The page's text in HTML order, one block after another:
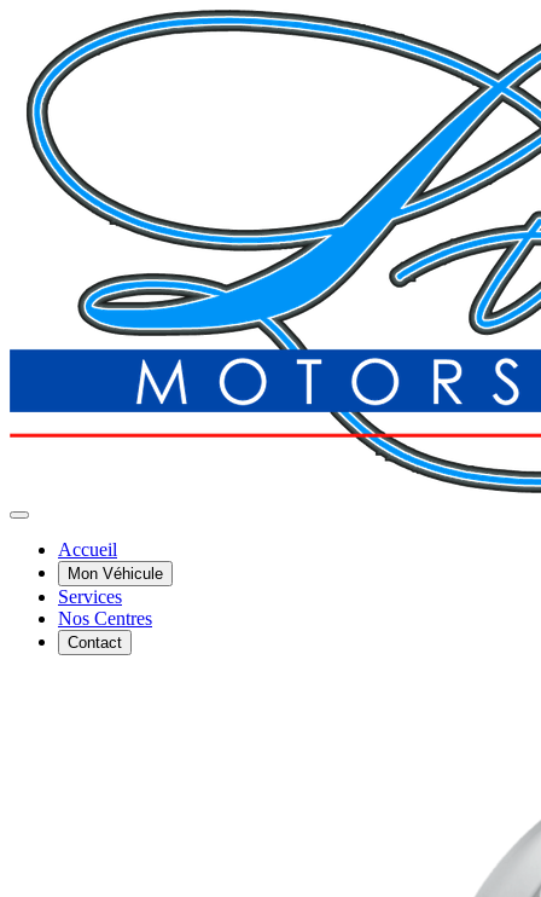
Accueil
Mon Véhicule
Services
Nos Centres
Contact